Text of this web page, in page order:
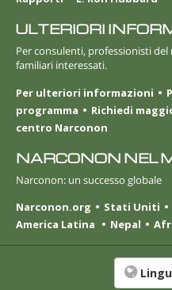
ULTERIORI
Per consulenti, professionisti
familiari interessati.
Per ulteriori informazioni
programma
Richiedi
centro Narconon
NARCONON NEL
Narconon: un successo globale
Narconon.org
Stati Uniti
America Latina
Nepal